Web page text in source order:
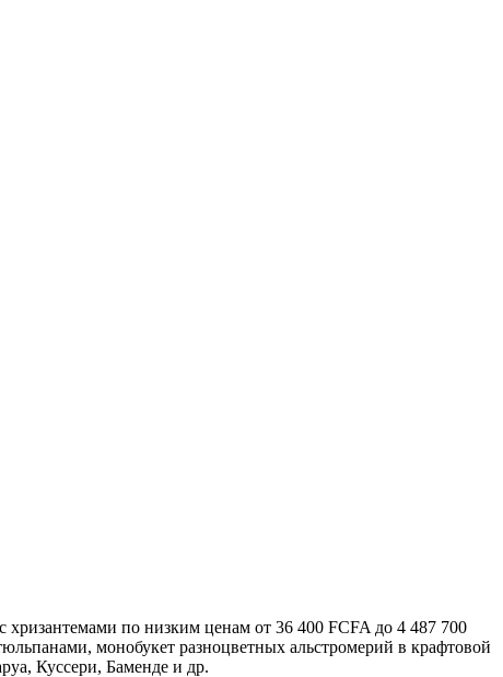
хризантемами по низким ценам от 36 400 FCFA до 4 487 700
монобукет разноцветных альстромерий в крафтовой
Куссери, Баменде и др.